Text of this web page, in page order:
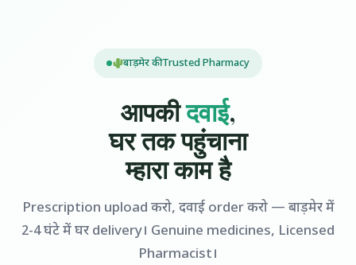
बाड़मेर की Trusted Pharmacy
आपकीदवाई,
घर तक पहुंचाना
म्हारा काम है
Prescription upload करो, दवाई order करो — बाड़मेर में
2-4 घंटे में घर delivery। Genuine medicines, Licensed
Pharmacist।